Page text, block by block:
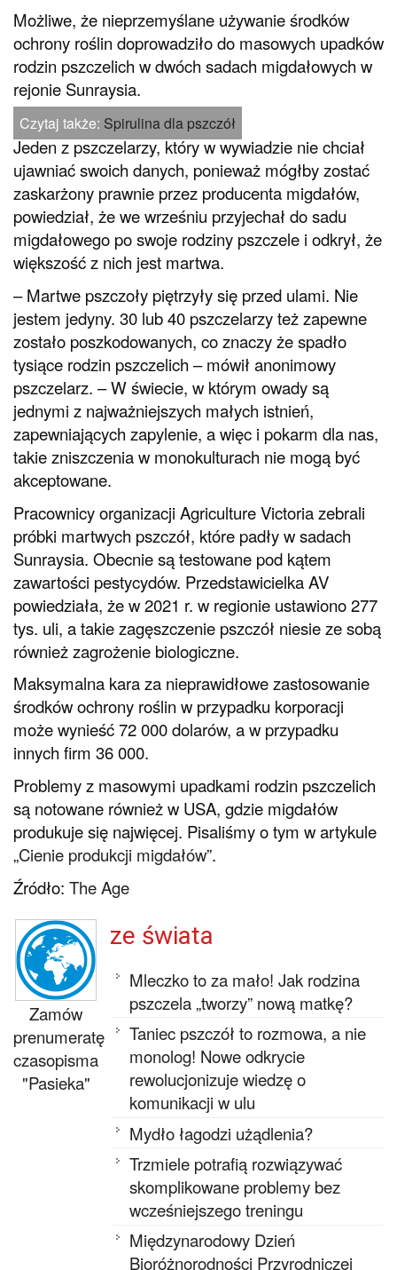
Możliwe, że nieprzemyślane używanie środków
ochrony roślin doprowadziło do masowych upadków
rodzin pszczelich w dwóch sadach migdałowych w
rejonie Sunraysia.
Czytaj także: Spirulina dla pszczół
Jeden z pszczelarzy, który w wywiadzie nie chciał
ujawniać swoich danych, ponieważ mógłby zostać
zaskarżony prawnie przez producenta migdałów,
powiedział, że we wrześniu przyjechał do sadu
migdałowego po swoje rodziny pszczele i odkrył, że
większość z nich jest martwa.
– Martwe pszczoły piętrzyły się przed ulami. Nie
jestem jedyny. 30 lub 40 pszczelarzy też zapewne
zostało poszkodowanych, co znaczy że spadło
tysiące rodzin pszczelich – mówił anonimowy
pszczelarz. – W świecie, w którym owady są
jednymi z najważniejszych małych istnień,
zapewniających zapylenie, a więc i pokarm dla nas,
takie zniszczenia w monokulturach nie mogą być
akceptowane.
Pracownicy organizacji Agriculture Victoria zebrali
próbki martwych pszczół, które padły w sadach
Sunraysia. Obecnie są testowane pod kątem
zawartości pestycydów. Przedstawicielka AV
powiedziała, że w 2021 r. w regionie ustawiono 277
tys. uli, a takie zagęszczenie pszczół niesie ze sobą
również zagrożenie biologiczne.
Maksymalna kara za nieprawidłowe zastosowanie
środków ochrony roślin w przypadku korporacji
może wynieść 72 000 dolarów, a w przypadku
innych firm 36 000.
Problemy z masowymi upadkami rodzin pszczelich
są notowane również w USA, gdzie migdałów
produkuje się najwięcej. Pisaliśmy o tym w artykule
„Cienie produkcji migdałów”.
Źródło: The Age
Zamów
prenumeratę
czasopisma
"Pasieka"
ze świata
Mleczko to za mało! Jak rodzina
pszczela „tworzy” nową matkę?
Taniec pszczół to rozmowa, a nie
monolog! Nowe odkrycie
rewolucjonizuje wiedzę o
komunikacji w ulu
Mydło łagodzi użądlenia?
Trzmiele potrafią rozwiązywać
skomplikowane problemy bez
wcześniejszego treningu
Międzynarodowy Dzień
Bioróżnorodności Przyrodniczej